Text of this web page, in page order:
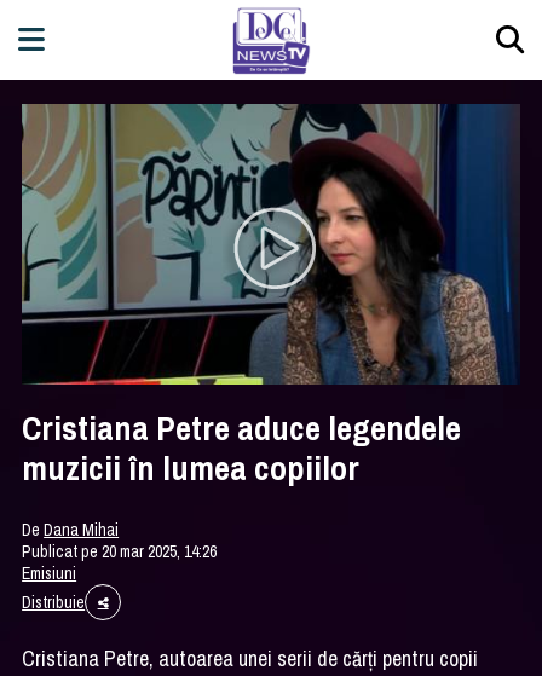
Cristiana Petre aduce legendele
muzicii în lumea copiilor
DeDana Mihai
Publicat pe 20 mar 2025, 14:26
Emisiuni
Distribuie
Cristiana Petre, autoarea unei serii de cărți pentru copii